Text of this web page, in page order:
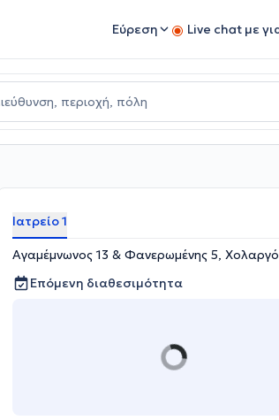
Εύρεση Live chat με
Ιατρείο 1
Αγαμέμνωνος 13 & Φανερωμένης 5,
Επόμενη διαθεσιμότητα